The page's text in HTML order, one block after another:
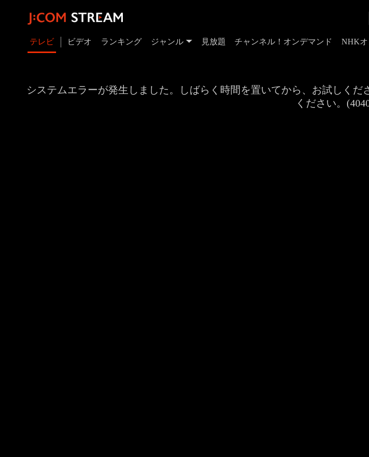
テレビ ビデオ ランキング ジャンル 見放題 チャンネル！オンデマンド NHKオ
システムエラーが発生しました。しばらく時間を置いてから、お試しく
ください。